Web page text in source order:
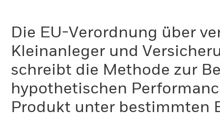
Die EU-Verordnung über
Kleinanleger und
schreibt die Methode zur
hypothetischen
Produkt unter bestimmten